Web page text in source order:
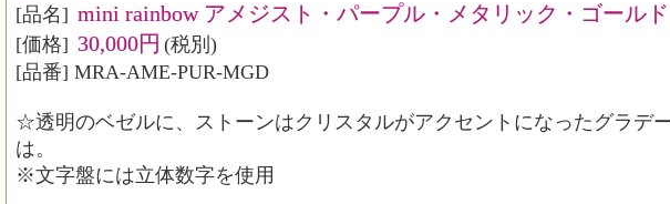
[品名] mini rainbow アメジスト・パープル・メタリック・ゴール
[価格] 30,000円 (税別)
[品番] MRA-AME-PUR-MGD
☆透明のベゼルに、ストーンはクリスタルがアクセントになったグラデ
は。
※文字盤には立体数字を使用